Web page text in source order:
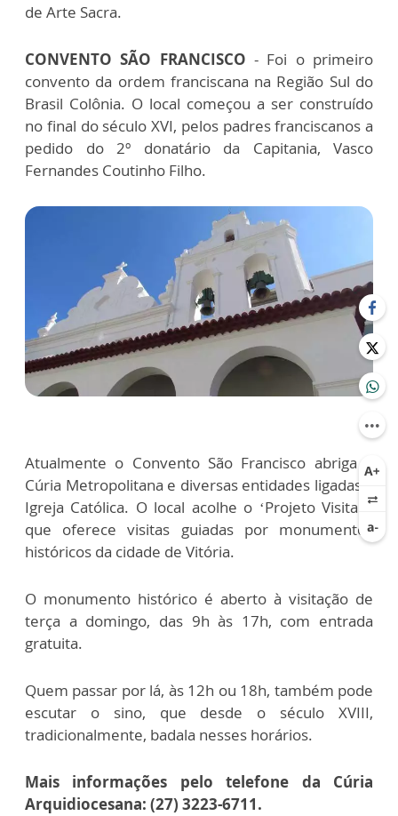
de Arte Sacra.
CONVENTO SÃO FRANCISCO - Foi o primeiro
convento da ordem franciscana na Região Sul do
Brasil Colônia. O local começou a ser construído
no final do século XVI, pelos padres franciscanos a
pedido do 2º donatário da Capitania, Vasco
Fernandes Coutinho Filho.
Atualmente o Convento São Francisco abriga a
Cúria Metropolitana e diversas entidades ligadas à
Igreja Católica. O local acolhe o ‘Projeto Visitar’,
que oferece visitas guiadas por monumentos
históricos da cidade de Vitória.
O monumento histórico é aberto à visitação de
terça a domingo, das 9h às 17h, com entrada
gratuita.
Quem passar por lá, às 12h ou 18h, também pode
escutar o sino, que desde o século XVIII,
tradicionalmente, badala nesses horários.
Mais informações pelo telefone da Cúria
Arquidiocesana: (27) 3223-6711.